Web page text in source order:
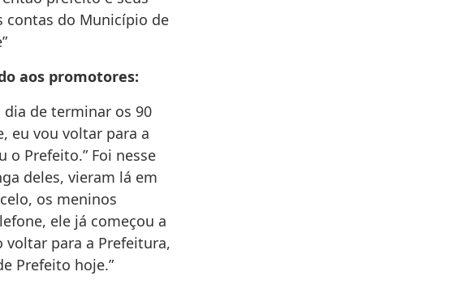
contas do Município de
aos promotores:
de terminar os 90
eu vou voltar para a
o Prefeito.” Foi nesse
deles, vieram lá em
os meninos
ele já começou a
voltar para a Prefeitura,
Prefeito hoje.”